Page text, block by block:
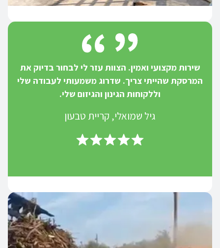
שירות מקצועי ואמין. הצוות עזר לי לבחור בדיוק את
המרסקת שהייתי צריך. שדרוג משמעותי לעבודה שלי
וללקוחות הגינון והגיזום שלי.
גיל שמואלי, קריית טבעון